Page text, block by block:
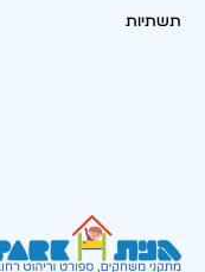
תשתיות